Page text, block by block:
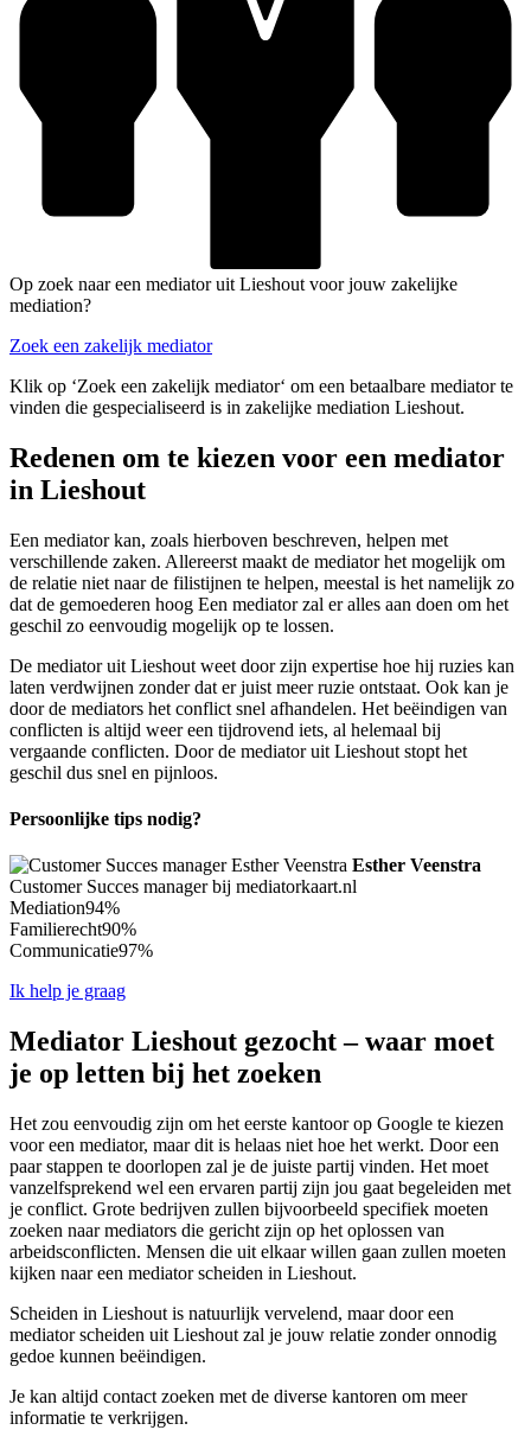
Op zoek naar een mediator uit Lieshout voor jouw zakelijke
mediation?
Zoek een zakelijk mediator
Klik op ‘Zoek een zakelijk mediator‘ om een betaalbare mediator te
vinden die gespecialiseerd is in zakelijke mediation Lieshout.
Redenen om te kiezen voor een mediator
in Lieshout
Een mediator kan, zoals hierboven beschreven, helpen met
verschillende zaken. Allereerst maakt de mediator het mogelijk om
de relatie niet naar de filistijnen te helpen, meestal is het namelijk zo
dat de gemoederen hoog Een mediator zal er alles aan doen om het
geschil zo eenvoudig mogelijk op te lossen.
De mediator uit Lieshout weet door zijn expertise hoe hij ruzies kan
laten verdwijnen zonder dat er juist meer ruzie ontstaat. Ook kan je
door de mediators het conflict snel afhandelen. Het beëindigen van
conflicten is altijd weer een tijdrovend iets, al helemaal bij
vergaande conflicten. Door de mediator uit Lieshout stopt het
geschil dus snel en pijnloos.
Persoonlijke tips nodig?
Esther Veenstra
Customer Succes manager bij mediatorkaart.nl
Mediation94%
Familierecht90%
Communicatie97%
Ik help je graag
Mediator Lieshout gezocht – waar moet
je op letten bij het zoeken
Het zou eenvoudig zijn om het eerste kantoor op Google te kiezen
voor een mediator, maar dit is helaas niet hoe het werkt. Door een
paar stappen te doorlopen zal je de juiste partij vinden. Het moet
vanzelfsprekend wel een ervaren partij zijn jou gaat begeleiden met
je conflict. Grote bedrijven zullen bijvoorbeeld specifiek moeten
zoeken naar mediators die gericht zijn op het oplossen van
arbeidsconflicten. Mensen die uit elkaar willen gaan zullen moeten
kijken naar een mediator scheiden in Lieshout.
Scheiden in Lieshout is natuurlijk vervelend, maar door een
mediator scheiden uit Lieshout zal je jouw relatie zonder onnodig
gedoe kunnen beëindigen.
Je kan altijd contact zoeken met de diverse kantoren om meer
informatie te verkrijgen.